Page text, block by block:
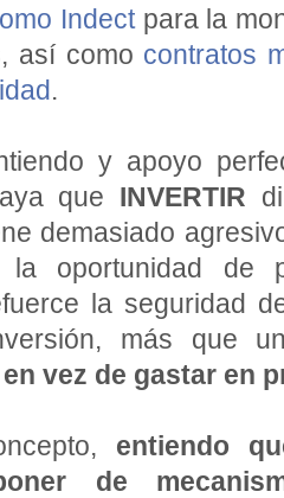
Indectpara la
así como contratos
.
y apoyo
que INVERTIR
demasiado
la oportunidad de
la seguridad
más que
vez de gastar en
entiendo
de